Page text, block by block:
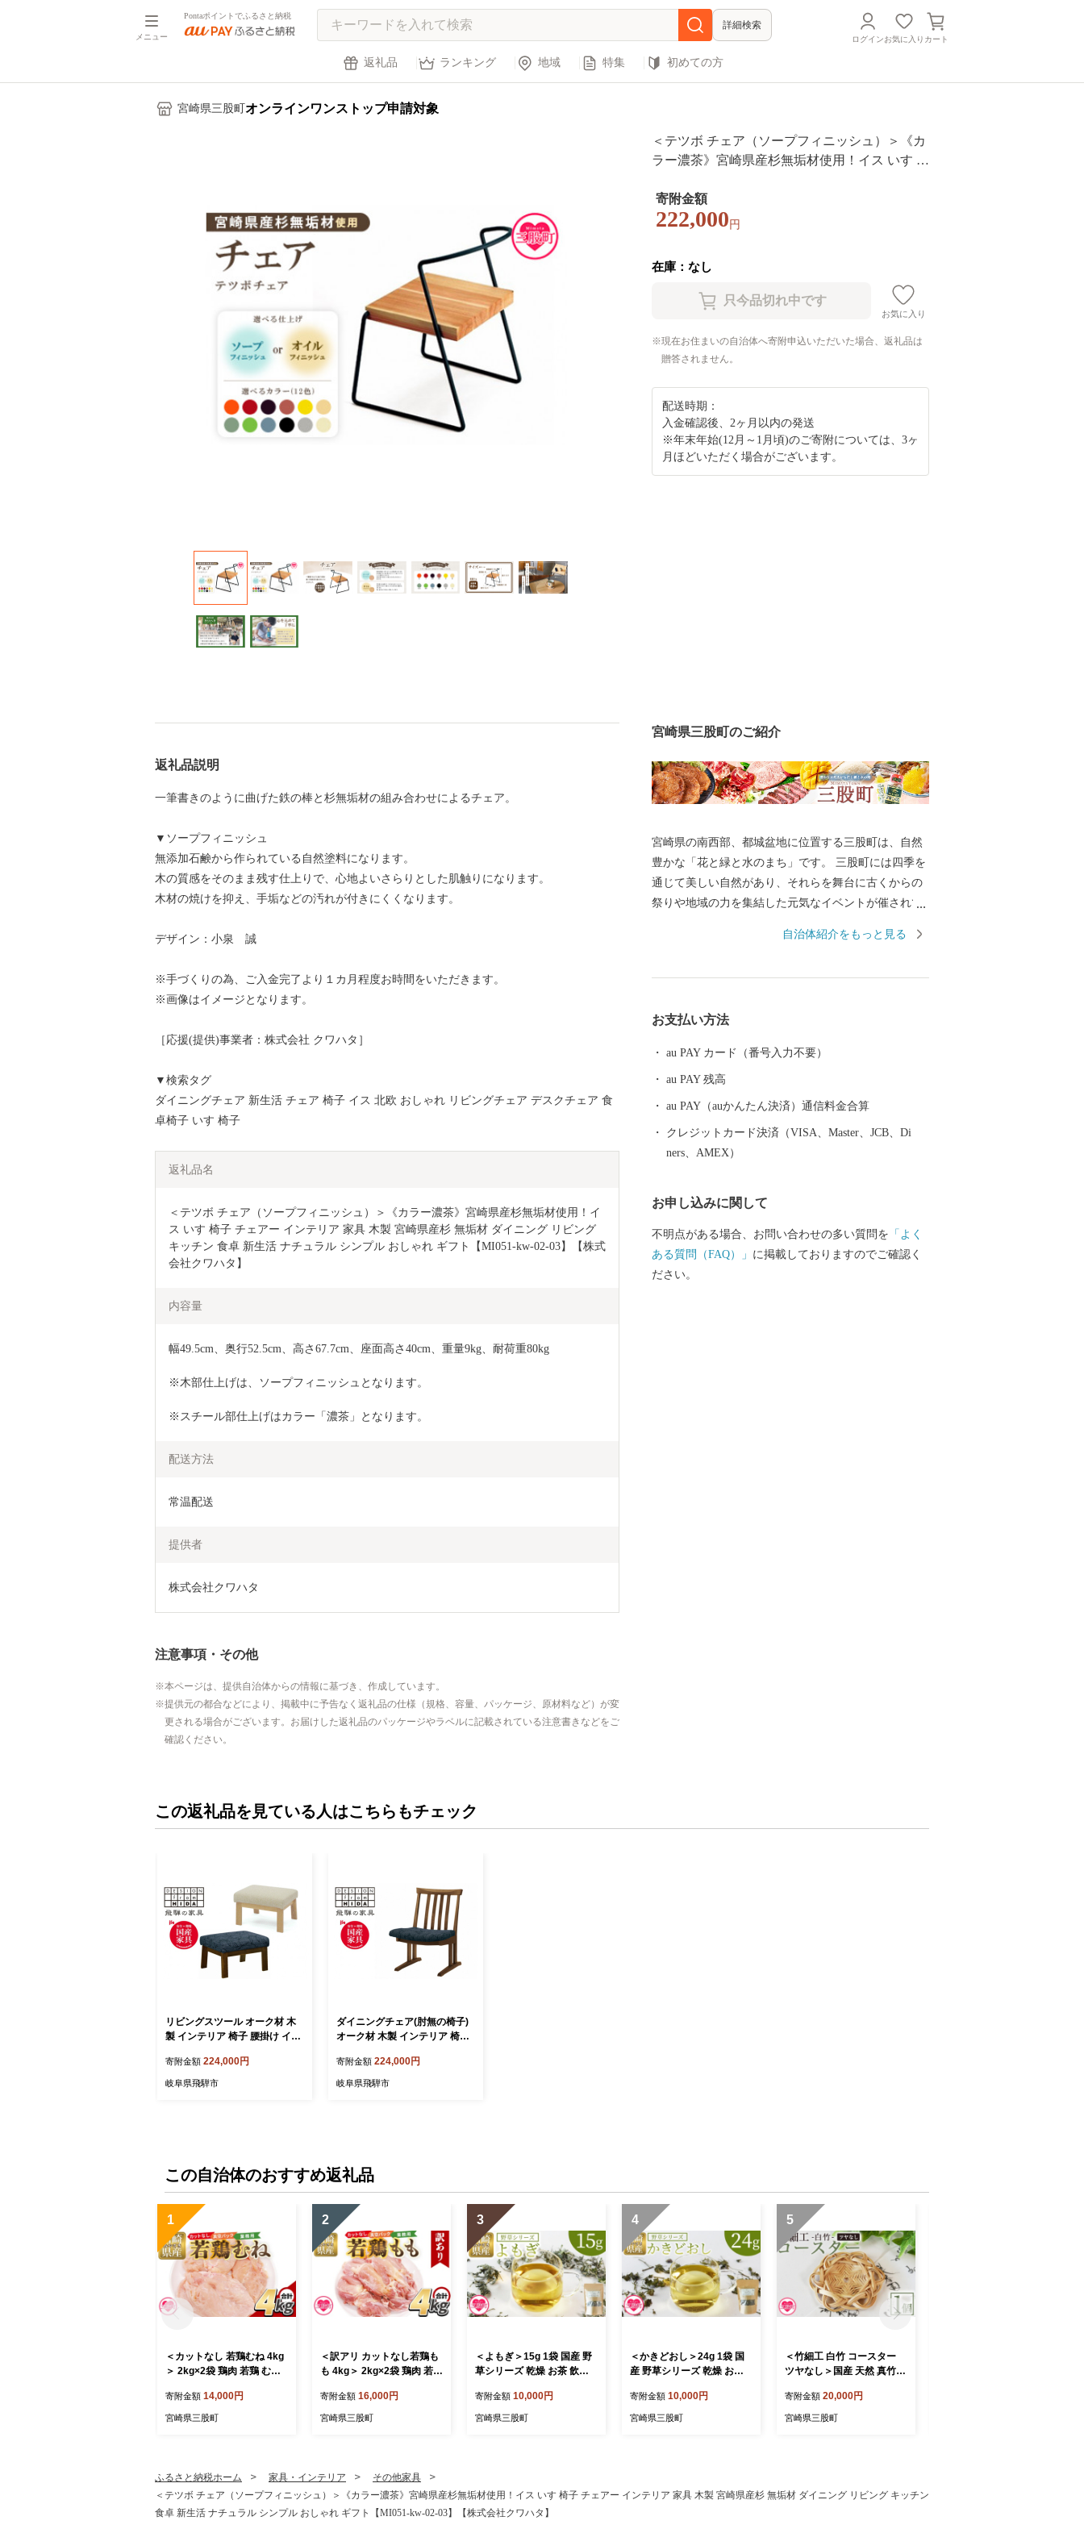
メニュー
Pontaポイントでふるさと納税
詳細検索
ログインお気に入り カート
返礼品 ランキング 地域 特集 初めての方
宮崎県三股町 オンラインワンストップ申請対象
＜テツボ チェア（ソープフィニッシュ）＞《カ
ラー濃茶》宮崎県産杉無垢材使用！イス いす 椅
垢材 ダイニング リビング キッチン 食卓 新生活
ナチュラル シンプル おしゃれ ギフト【MI051-k
寄附金額
222,000 円
在庫：なし
お気に入り
現在お住まいの自治体へ寄附申込いただいた場合、返礼品は
贈答されません。
配送時期：
入金確認後、2ヶ月以内の発送
※年末年始(12月～1月頃)のご寄附については、3ヶ
月ほどいただく場合がございます。
返礼品説明
一筆書きのように曲げた鉄の棒と杉無垢材の組み合わせによるチェア。
▼ソープフィニッシュ
無添加石鹸から作られている自然塗料になります。
木の質感をそのまま残す仕上りで、心地よいさらりとした肌触りになります。
木材の焼けを抑え、手垢などの汚れが付きにくくなります。
デザイン：小泉 誠
※手づくりの為、ご入金完了より１カ月程度お時間をいただきます。
※画像はイメージとなります。
［応援(提供)事業者：株式会社 クワハタ］
▼検索タグ
ダイニングチェア 新生活 チェア 椅子 イス 北欧 おしゃれ リビングチェア デスクチェア 食
卓椅子 いす 椅子
返礼品名
＜テツボ チェア（ソープフィニッシュ）＞《カラー濃茶》宮崎県産杉無垢材使用！イ
ス いす 椅子 チェアー インテリア 家具 木製 宮崎県産杉 無垢材 ダイニング リビング
キッチン 食卓 新生活 ナチュラル シンプル おしゃれ ギフト【MI051-kw-02-03】【株式
会社クワハタ】
内容量
幅49.5cm、奥行52.5cm、高さ67.7cm、座面高さ40cm、重量9kg、耐荷重80kg
※木部仕上げは、ソープフィニッシュとなります。
※スチール部仕上げはカラー「濃茶」となります。
配送方法
常温配送
提供者
株式会社クワハタ
注意事項・その他
本ページは、提供自治体からの情報に基づき、作成しています。
提供元の都合などにより、掲載中に予告なく返礼品の仕様（規格、容量、パッケージ、原材料など）が変
更される場合がございます。お届けした返礼品のパッケージやラベルに記載されている注意書きなどをご
確認ください。
宮崎県三股町のご紹介
宮崎県の南西部、都城盆地に位置する三股町は、自然
豊かな「花と緑と水のまち」です。 三股町には四季を
通じて美しい自然があり、それらを舞台に古くからの
祭りや地域の力を集結した元気なイベントが催されて
む人はもちろん、初めて訪れる人も感じる魅力があふ
自治体紹介をもっと見る
お支払い方法
au PAY カード（番号入力不要）
au PAY 残高
au PAY（auかんたん決済）通信料金合算
クレジットカード決済（VISA、Master、JCB、Di
ners、AMEX）
お申し込みに関して
不明点がある場合、お問い合わせの多い質問を 「よく
ある質問（FAQ）」 に掲載しておりますのでご確認く
ださい。
この返礼品を見ている人はこちらもチェック
リビングスツール オーク材 木
製 インテリア 椅子 腰掛け イス
ゃれ 飛騨の家具 イバタインテ
リア LS-155 KB / LS-83WR
寄附金額 224,000円
岐阜県飛騨市
ダイニングチェア(肘無の椅子)
オーク材 木製 インテリア 椅子
ニング おしゃれ 飛騨の家具 イ
バタインテリア DCL-49（肘
寄附金額 224,000円
岐阜県飛騨市
この自治体のおすすめ返礼品
1
＜カットなし 若鶏むね 4kg
＞ 2kg×2袋 鶏肉 若鶏 むね
肉 普段使い 料理 詰め合わ
せ 精肉 県産 国産 炒め物 煮
65-tr】【TRINITY】
寄附金額 14,000円
宮崎県三股町
2
＜訳アリ カットなし若鶏も
も 4kg＞ 2kg×2袋 鶏肉 若鶏
揚げ肉 普段使い 料理 詰め
合わせ 精肉 県産 国産 炒め
ク 冷凍【MI764-tr】【TRIN
寄附金額 16,000円
宮崎県三股町
3
＜よもぎ＞15g 1袋 国産 野
草シリーズ 乾燥 お茶 飲み
品 入浴剤 染料 肥料 アレン
ジ ハーブティー 持ち運びに
寄附金額 10,000円
宮崎県三股町
4
＜かきどおし＞24g 1袋 国
産 野草シリーズ 乾燥 お茶
肥料 アレンジ ハーブティー
持ち運びに便利 プチギフト
寄附金額 10,000円
宮崎県三股町
5
＜竹細工 白竹 コースター
ツヤなし＞国産 天然 真竹
ルウェア キッチン小物 壁飾
り 小物置き 宮崎県 三股町
寄附金額 20,000円
宮崎県三股町
ふるさと納税ホーム 家具・インテリア
その他家具
＜テツボ チェア（ソープフィニッシュ）＞《カラー濃茶》宮崎県産杉無垢材使用！イス いす 椅子 チェアー インテリア 家具 木製 宮崎県産杉 無垢材 ダイニング リビング キッチン
食卓 新生活 ナチュラル シンプル おしゃれ ギフト【MI051-kw-02-03】【株式会社クワハタ】